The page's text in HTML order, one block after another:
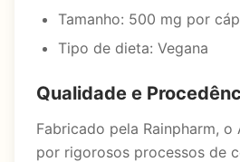
Tamanho: 500 mg por
Tipo de dieta: Vegana
Qualidade e
Fabricado pela Rainpharm, o
por rigorosos processos de